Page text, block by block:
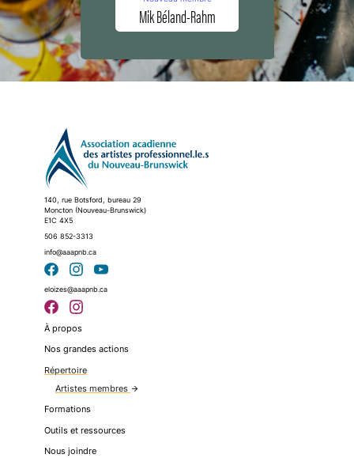
Mik Béland-Rahm
140, rue Botsford, bureau 29
Moncton (Nouveau-Brunswick)
E1C 4X5
506 852-3313
info@aaapnb.ca
eloizes@aaapnb.ca
À propos
Nos grandes actions
Répertoire
Artistes membres arrow_forward
Formations
Outils et ressources
Nous joindre